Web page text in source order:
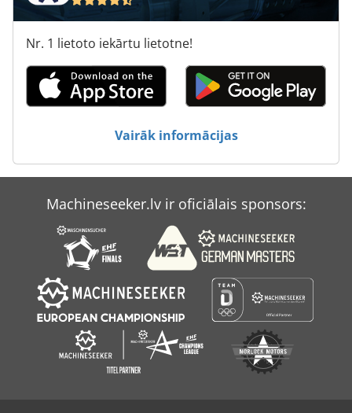
Nr. 1 lietoto iekārtu lietotne!
Vairāk informācijas
Machineseeker.lv ir oficiālais sponsors: